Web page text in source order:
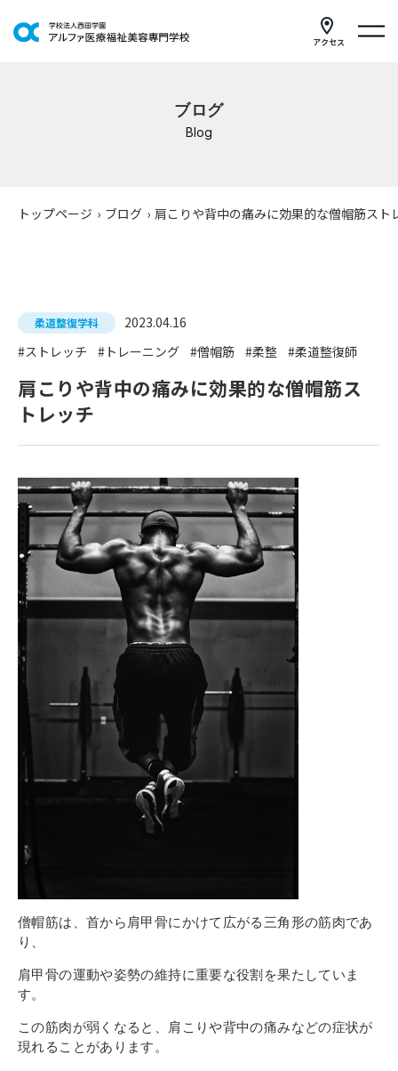
アクセス
研修・講座
寄付金のご案内
在校生の皆さまへ
卒業生の皆さまへ
新着情報
ブログ
コラム
お問い合わせ
資料請求
インターネット出願
教職員採用情報
個人情報の取り扱いについて
1号館総合受付：〒194-0022 東京都町田市森野1-7-8
ブログ
Blog
トップページ › ブログ › 肩こりや背中の痛みに効果的な僧帽筋スト
柔道整復学科
2023.04.16
#ストレッチ
#トレーニング #僧帽筋 #柔整 #柔道整復師
肩こりや背中の痛みに効果的な僧帽筋ス
トレッチ
僧帽筋は、首から肩甲骨にかけて広がる三角形の筋肉であ
り、
肩甲骨の運動や姿勢の維持に重要な役割を果たしていま
す。
この筋肉が弱くなると、肩こりや背中の痛みなどの症状が
現れることがあります。